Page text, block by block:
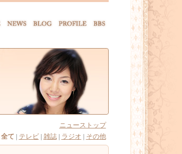
ニューストップ
全て テレビ 雑誌| ラジオ その他